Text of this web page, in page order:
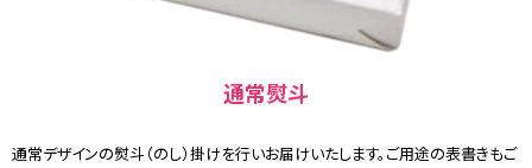
通常熨斗
通常デザインの熨斗（のし）掛けを行いお届けいたします。ご用途の表書きもご